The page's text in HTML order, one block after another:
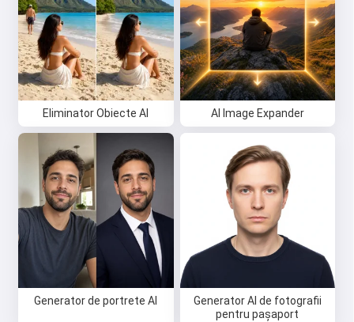
Eliminator Obiecte AI AI Image Expander
Generator de portrete AI
Generator AI de fotografii
pentru pașaport